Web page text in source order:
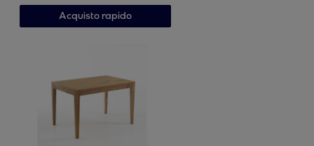
Acquisto rapido